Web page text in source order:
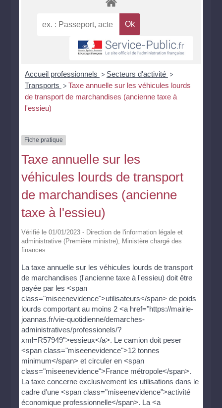
Accueil professionnels > Secteurs d'activité >
Transports > Taxe annuelle sur les véhicules lourds
de transport de marchandises (ancienne taxe à
l'essieu)
Fiche pratique
Taxe annuelle sur les
véhicules lourds de transport
de marchandises (ancienne
taxe à l'essieu)
Vérifié le 01/01/2023 - Direction de l'information légale et
administrative (Première ministre), Ministère chargé des
finances
La taxe annuelle sur les véhicules lourds de transport
de marchandises (l'ancienne taxe à l'essieu) doit être
payée par les <span
class="miseenevidence">utilisateurs</span> de poids
lourds comportant au moins 2 <a href="https://mairie-
joannas.fr/vie-quotidienne/demarches-
administratives/professionels/?
xml=R57949">essieux</a>. Le camion doit peser
<span class="miseenevidence">12 tonnes
minimum</span> et circuler en <span
class="miseenevidence">France métropole</span>.
La taxe concerne exclusivement les utilisations dans le
cadre d'une <span class="miseenevidence">activité
économique professionnelle</span>. La <a